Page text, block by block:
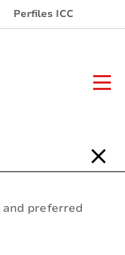
Perfiles ICC
preferred